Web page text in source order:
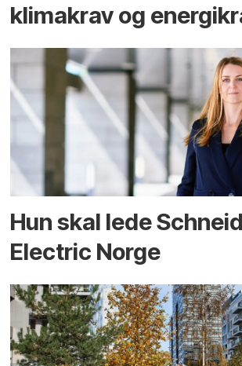
klimakrav og
Hun skal lede
Electric Norge